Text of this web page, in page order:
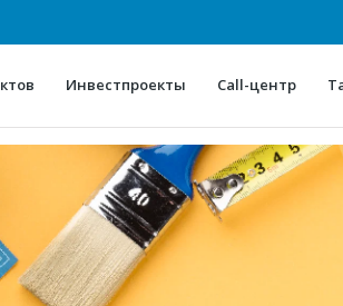
Инвестпроекты Call-центр
О проекте
Конкурентные